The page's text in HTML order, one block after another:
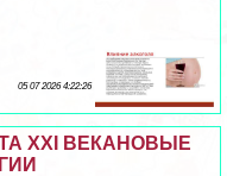
05 07 2026 4:22:26
XXI ВЕКАНОВЫЕ